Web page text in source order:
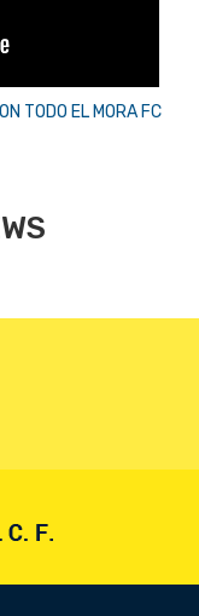
TODO EL MORA FC